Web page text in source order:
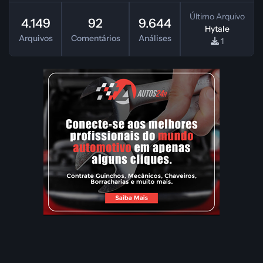
4.149
Arquivos
92
Comentários
9.644
Análises
Último Arquivo
Hytale
1